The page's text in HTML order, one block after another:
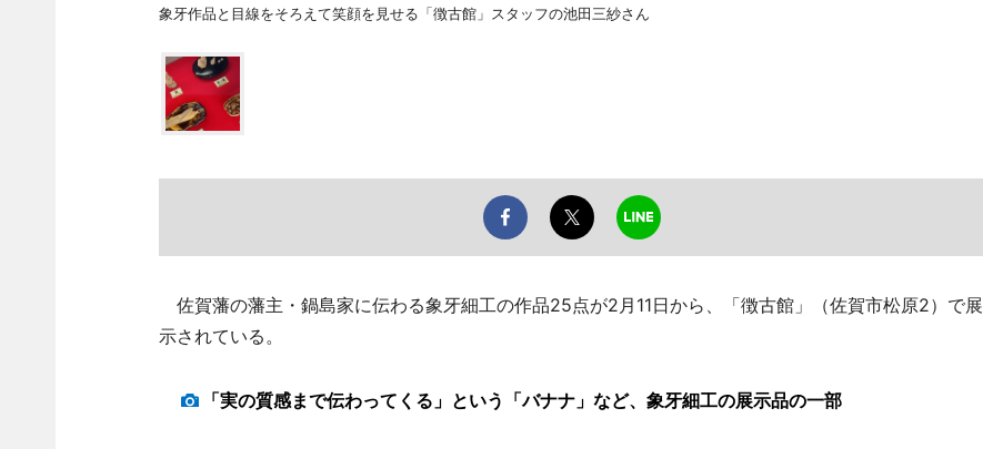
象牙作品と目線をそろえて笑顔を見せる「徴古館」スタッフの池田三紗さん
佐賀藩の藩主・鍋島家に伝わる象牙細工の作品25点が2月11日から、「徴古館」（佐賀市松原2）で展
示されている。
「実の質感まで伝わってくる」という「バナナ」など、象牙細工の展示品の一部